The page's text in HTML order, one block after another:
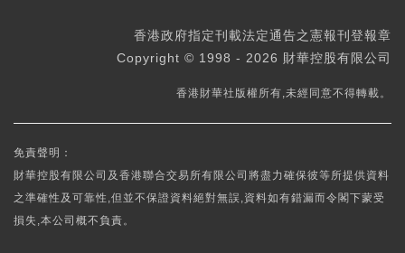
香港政府指定刊載法定通告之憲報刊登報章
Copyright © 1998 - 2026 財華控股有限公司
香港財華社版權所有,未經同意不得轉載。
免責聲明：
財華控股有限公司及香港聯合交易所有限公司將盡力確保彼等所提供資料
之準確性及可靠性,但並不保證資料絕對無誤,資料如有錯漏而令閣下蒙受
損失,本公司概不負責。